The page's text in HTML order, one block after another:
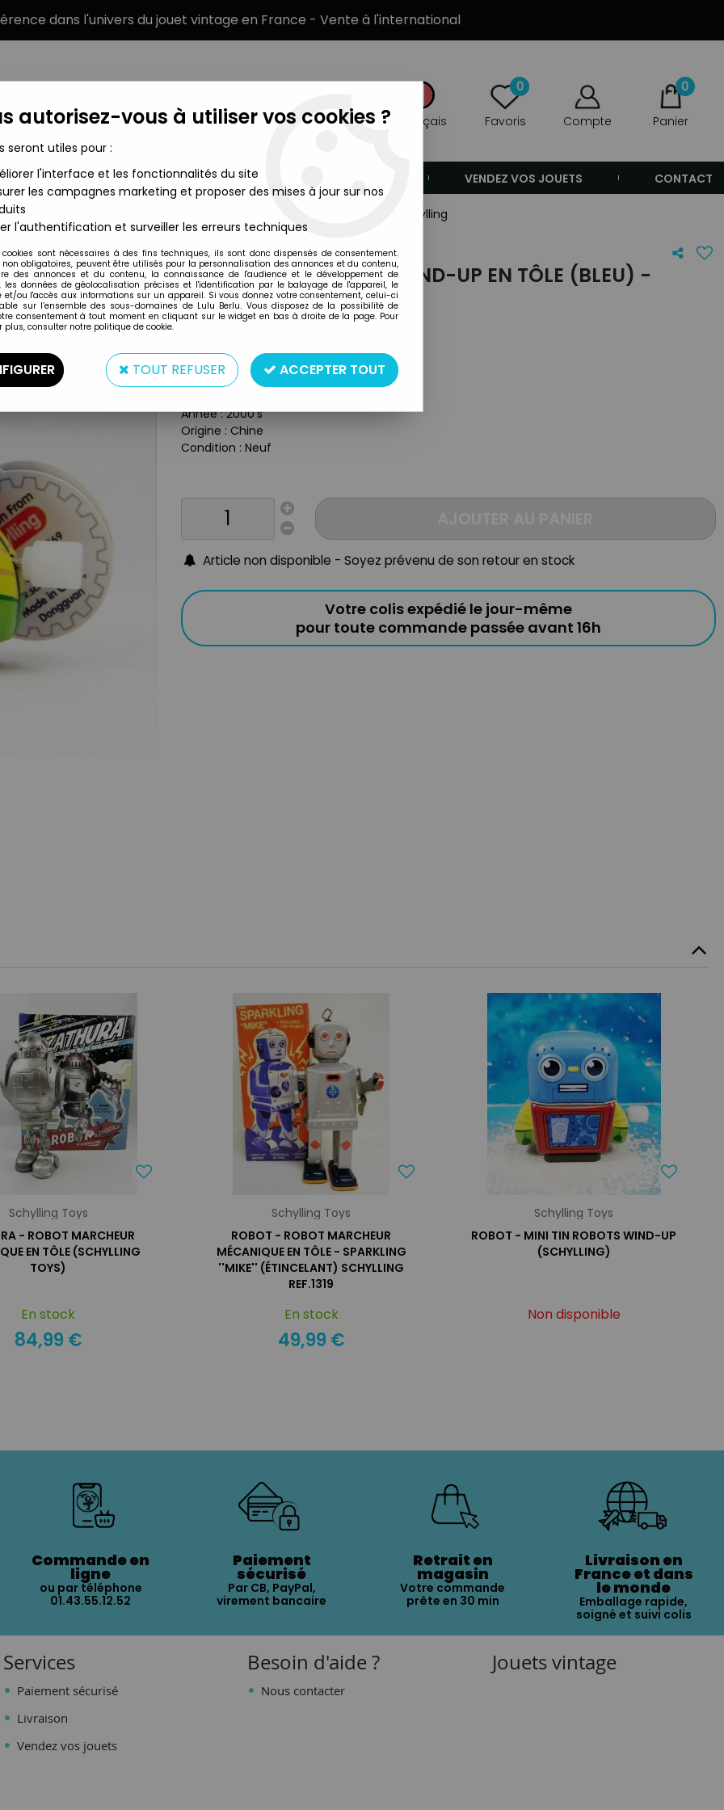
dans l'univers du jouet vintage en France - Vente à l'international
Français
0
Favoris Compte
0
Panier
MARQUES TYPE DE PRODUIT VENDEZ VOS JOUETS CONTACT
à Piles, ...) Robot - Mini Robot Wind-Up en Tôle (bleu) - Schylling
Schylling Toys
ROBOT - MINI ROBOT WIND-UP EN TÔLE (BLEU) -
SCHYLLING
Type : Mini Robot marcheur à remontoir
Matière : Metal (tôle)
Année : 2000's
Origine : Chine
Condition : Neuf
Article non disponible - Soyez prévenu de son retour en stock
Votre colis expédié le jour-même
pour toute commande passée avant 16h
Schylling Toys
- ROBOT MARCHEUR
EN TÔLE (SCHYLLING
TOYS)
En stock
84,99 €
Schylling Toys
ROBOT - ROBOT MARCHEUR
MÉCANIQUE EN TÔLE - SPARKLING
''MIKE'' (ÉTINCELANT) SCHYLLING
REF.1319
En stock
49,99 €
Schylling Toys
ROBOT - MINI TIN ROBOTS WIND-UP
(SCHYLLING)
Non disponible
Commande en
ligne
ou par téléphone
01.43.55.12.52
Paiement
sécurisé
Par CB, PayPal,
virement bancaire
Retrait en
magasin
Votre commande
prête en 30 min
Livraison en
France et dans
le monde
Emballage rapide,
soigné et suivi colis
Services
Paiement sécurisé
Livraison
Vendez vos jouets
Besoin d'aide ?
Nous contacter
Jouets vintage
autorisez-vous à utiliser vos cookies ?
seront utiles pour :
l'interface et les fonctionnalités du site
les campagnes marketing et proposer des mises à jour sur nos
l'authentification et surveiller les erreurs techniques
cookies sont nécessaires à des fins techniques, ils sont donc dispensés de consentement.
non obligatoires, peuvent être utilisés pour la personnalisation des annonces et du contenu,
des annonces et du contenu, la connaissance de l'audience et le développement de
les données de géolocalisation précises et l'identification par le balayage de l'appareil, le
et/ou l'accès aux informations sur un appareil. Si vous donnez votre consentement, celui-ci
sur l’ensemble des sous-domaines de Lulu Berlu. Vous disposez de la possibilité de
consentement à tout moment en cliquant sur le widget en bas à droite de la page. Pour
plus, consulter notre politique de cookie.
TOUT REFUSER ACCEPTER TOUT